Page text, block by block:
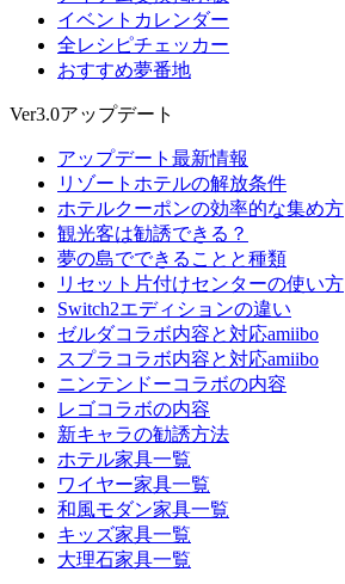
イベントカレンダー
全レシピチェッカー
おすすめ夢番地
Ver3.0アップデート
アップデート最新情報
リゾートホテルの解放条件
ホテルクーポンの効率的な集め方
観光客は勧誘できる？
夢の島でできることと種類
リセット片付けセンターの使い方
Switch2エディションの違い
ゼルダコラボ内容と対応amiibo
スプラコラボ内容と対応amiibo
ニンテンドーコラボの内容
レゴコラボの内容
新キャラの勧誘方法
ホテル家具一覧
ワイヤー家具一覧
和風モダン家具一覧
キッズ家具一覧
大理石家具一覧